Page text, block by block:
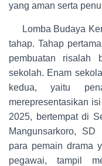
yang aman serta
Lomba Budaya
tahap. Tahap
pembuatan risalah
sekolah. Enam
kedua, yaitu
merepresentasikan
2025, bertempat di
Mangunsarkoro,
para pemain drama
pegawai, tampil